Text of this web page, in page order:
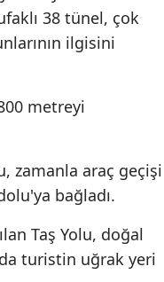
38 tünel, çok
ilgisini
metreyi
zamanla araç geçişi
bağladı.
Taş Yolu, doğal
turistin uğrak yeri